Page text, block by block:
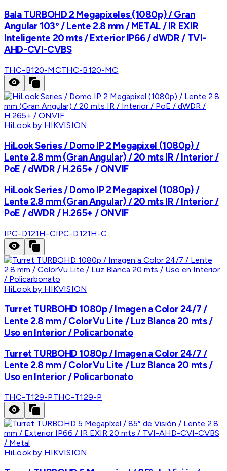
Bala TURBOHD 2 Megapíxeles (1080p) / Gran
Angular 103º / Lente 2.8 mm / METAL / IR EXIR
Inteligente 20 mts / Exterior IP66 / dWDR / TVI-
AHD-CVI-CVBS
THC-B120-MCTHC-B120-MC
HiLook by HIKVISION
HiLook Series / Domo IP 2 Megapixel (1080p) /
Lente 2.8 mm (Gran Angular) / 20 mts IR / Interior /
PoE / dWDR / H.265+ / ONVIF
HiLook Series / Domo IP 2 Megapixel (1080p) /
Lente 2.8 mm (Gran Angular) / 20 mts IR / Interior /
PoE / dWDR / H.265+ / ONVIF
IPC-D121H-CIPC-D121H-C
HiLook by HIKVISION
Turret TURBOHD 1080p / Imagen a Color 24/7 /
Lente 2.8 mm / ColorVu Lite / Luz Blanca 20 mts /
Uso en Interior / Policarbonato
Turret TURBOHD 1080p / Imagen a Color 24/7 /
Lente 2.8 mm / ColorVu Lite / Luz Blanca 20 mts /
Uso en Interior / Policarbonato
THC-T129-PTHC-T129-P
HiLook by HIKVISION